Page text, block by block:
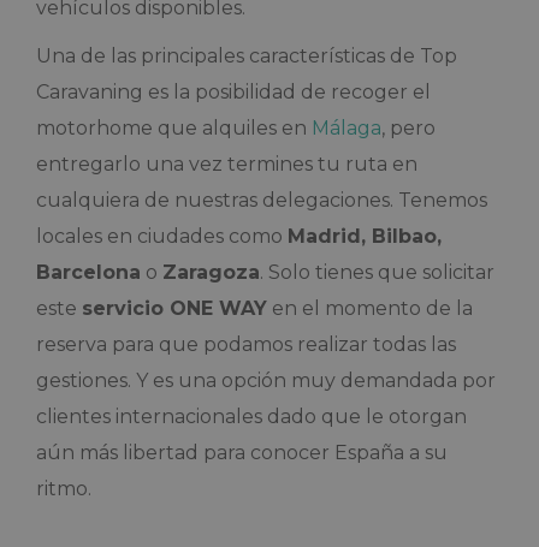
vehículos disponibles.
Una de las principales características de Top
Caravaning es la posibilidad de recoger el
motorhome que alquiles en Málaga, pero
entregarlo una vez termines tu ruta en
cualquiera de nuestras delegaciones. Tenemos
locales en ciudades como Madrid, Bilbao,
Barcelona o Zaragoza. Solo tienes que solicitar
este servicio ONE WAY en el momento de la
reserva para que podamos realizar todas las
gestiones. Y es una opción muy demandada por
clientes internacionales dado que le otorgan
aún más libertad para conocer España a su
ritmo.